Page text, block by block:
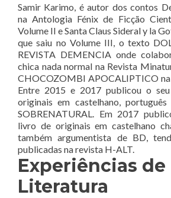
Samir Karimo, é autor dos contos
na Antologia Fénix de Ficção
Volume II e Santa Claus Sideral y la
que saiu no Volume III, o texto
REVISTA DEMENCIA onde
chica nada normal na Revista
CHOCOZOMBI APOCALIPTICO na
Entre 2015 e 2017 publicou o
originais em castelhano,
SOBRENATURAL. Em 2017
livro de originais em castelhano
também argumentista de BD,
publicadas na revista H-ALT.
Experiências de
Literatura